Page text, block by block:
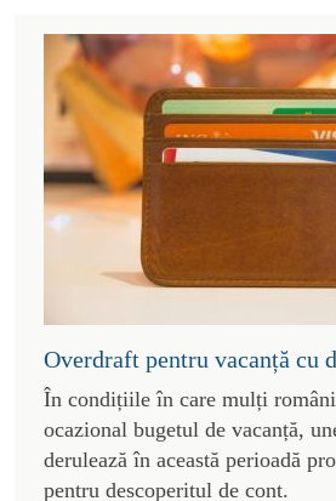
Overdraft pentru vacanță cu
În condițiile în care mulți
ocazional bugetul de vacanță,
derulează în această perioadă
pentru descoperitul de cont.